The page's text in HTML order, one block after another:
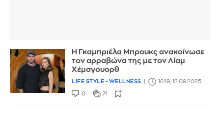
Η Γκαμπριέλα Μπρουκς ανακοίνωσε
τον αρραβώνα της με τον Λίαμ
Χέμσγουορθ
LIFE STYLE - WELLNESS 16:19, 12.09.2025
0 71